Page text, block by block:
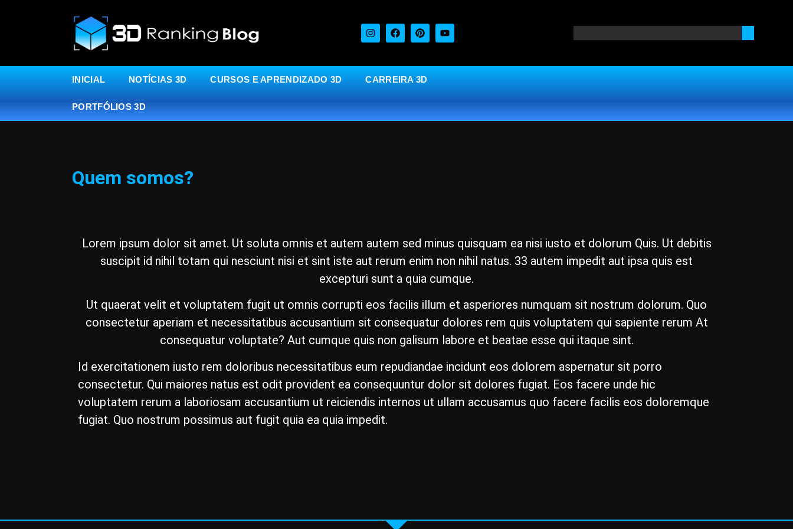
INICIAL NOTÍCIAS 3D CURSOS E APRENDIZADO 3D CARREIRA 3D
PORTFÓLIOS 3D
Quem somos?
Lorem ipsum dolor sit amet. Ut soluta omnis et autem autem sed minus quisquam ea nisi iusto et dolorum Quis. Ut debitis
suscipit id nihil totam qui nesciunt nisi et sint iste aut rerum enim non nihil natus. 33 autem impedit aut ipsa quis est
excepturi sunt a quia cumque.
Ut quaerat velit et voluptatem fugit ut omnis corrupti eos facilis illum et asperiores numquam sit nostrum dolorum. Quo
consectetur aperiam et necessitatibus accusantium sit consequatur dolores rem quis voluptatem qui sapiente rerum At
consequatur voluptate? Aut cumque quis non galisum labore et beatae esse qui itaque sint.
Id exercitationem iusto rem doloribus necessitatibus eum repudiandae incidunt eos dolorem aspernatur sit porro
consectetur. Qui maiores natus est odit provident ea consequuntur dolor sit dolores fugiat. Eos facere unde hic
voluptatem rerum a laboriosam accusantium ut reiciendis internos ut ullam accusamus quo facere facilis eos doloremque
fugiat. Quo nostrum possimus aut fugit quia ea quia impedit.